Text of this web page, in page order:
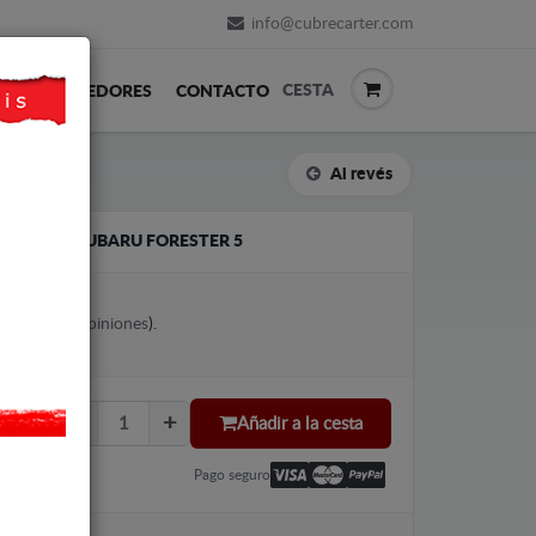
info@cubrecarter.com
REVENDEDORES CONTACTO CESTA
Al revés
SUBARU FORESTER 5
Ver opiniones).
Añadir a la cesta
Pago seguro